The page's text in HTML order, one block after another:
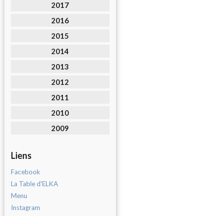
2017
2016
2015
2014
2013
2012
2011
2010
2009
Liens
Facebook
La Table d'ELKA
Menu
Instagram